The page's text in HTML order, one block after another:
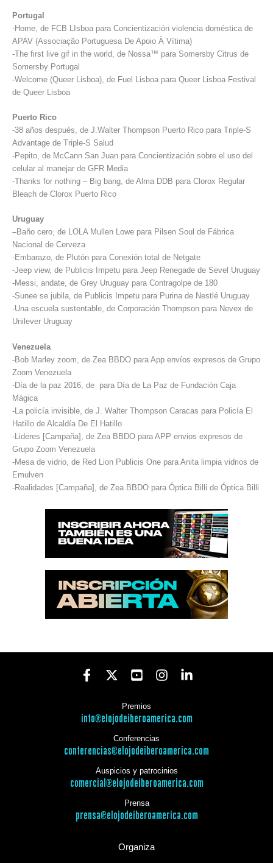
Portugal
-Home, de FCB LIsboa para Concientización violencia doméstica de
APAV (Associação Portuguesa De Apoio À Vítima)
-The first live gif in the world, de Nossa™ para Somersby Citrus de
Somersby Portugal
-Welcome (Queer Lisboa), de Fuel Lisboa para Queer Lisboa Festival
de Queer Lisboa
Puerto Rico
-38 años después, de J.Walter Thompson Puerto Rico para Triple-S
Advantage de Triple-S Salud
-Pepito, de McCann San Juan para Concientización sobre el uso del
celular al manejar de GFR Media
-Thanks for nothing – Big bang, de Alma DDB para Clorox Regular
Bleach de Clorox Puerto Rico
Uruguay
–Baño cero, de LOLA Mullen Lowe para Pilsen Soul de Fábrica
Nacional de Cerveza
-Embarazo, de Plutón para Conexión total de Netgate
-Jeep view, de Publicis Impetu para Jeep Renegade de Sevel Uruguay
-Messi, andate, de Grey Uruguay para Contragolpe de 180
-Sunee se jubila, de Publicis Impetu para Purina de Nestlé Uruguay
-Una escuela sustentable, de Corporación Thompson para Nevex de
Unilever Uruguay
Venezuela
-Bob Marley zoom, de Zea BBDO para App envíos expresos de Grupo
Zoom Venezuela
-Día de la paz 2016, de para Día de La Paz de Fundación Caja
Mágica
-La policía invisible, de J. Walter Thompson Caracas para Policía El
Hatillo de Alcaldía De El Hatillo
-Lideres [Campaña], de Zea BBDO para APP envios expresos de
Grupo Zoom Venezuela
-Mesa de vidrio, de Red Lion Publicis One para Anita limpia vidrios de
Emulven
-Realidades [Campaña], de Zea BBDO para Óptica Billi de Óptica Billi
Premios
info@elojodeiberoamerica.com
Conferencias
conferencias@elojodeiberoamerica.com
Auspicios y patrocinios
comercial@elojodeiberoamerica.com
Prensa
prensa@elojodeiberoamerica.com
Organiza